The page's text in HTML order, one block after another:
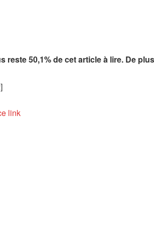
reste 50,1% de cet article à lire. De
link